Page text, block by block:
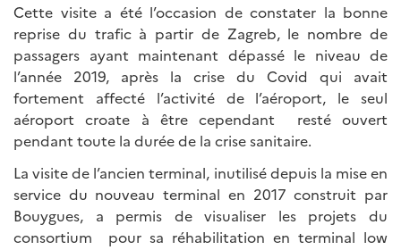
Cette visite a été l’occasion de constater la bonne
reprise du trafic à partir de Zagreb, le nombre de
passagers ayant maintenant dépassé le niveau de
l’année 2019, après la crise du Covid qui avait
fortement affecté l’activité de l’aéroport, le seul
aéroport croate à être cependant resté ouvert
pendant toute la durée de la crise sanitaire.
La visite de l’ancien terminal, inutilisé depuis la mise en
service du nouveau terminal en 2017 construit par
Bouygues, a permis de visualiser les projets du
consortium pour sa réhabilitation en terminal low